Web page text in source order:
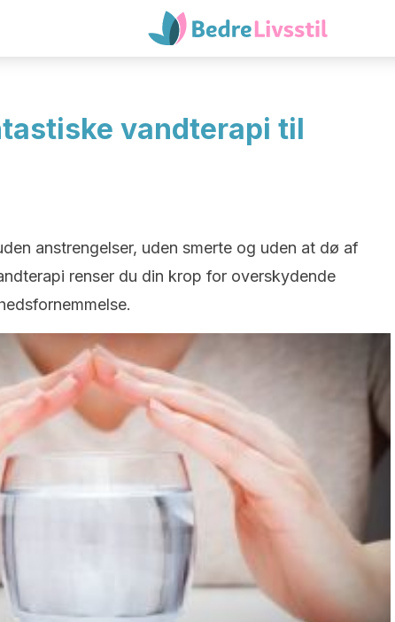
vandterapi til
anstrengelser, uden smerte og uden at dø af
renser du din krop for overskydende